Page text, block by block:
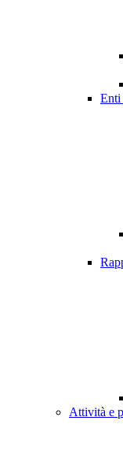
Enti
Attività e